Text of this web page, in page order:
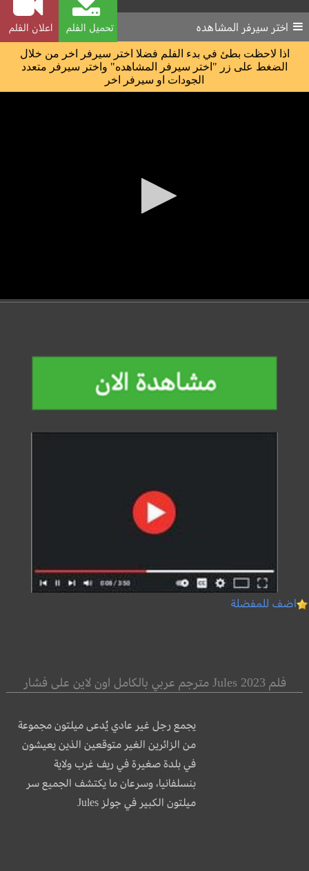
تحميل الفلم اعلان الفلم اختر سيرفر المشاهده
اذا لاحظت بطئ في بدء الفلم فضلا اختر سيرفر اخر من خلال
الضغط على زر "اختر سيرفر المشاهده" واختر سيرفر متعدد
الجودات او سيرفر اخر
اضف للمفضلة
فلم Jules 2023 مترجم عربي بالكامل اون لاين على فشار
يجمع رجل غير عادي يُدعى ميلتون مجموعة
من الزائرين الغير متوقعين الذين يعيشون
في بلدة صغيرة في ريف غرب ولاية
بنسلفانيا، وسرعان ما يكتشف الجميع سر
ميلتون الكبير في جولز Jules